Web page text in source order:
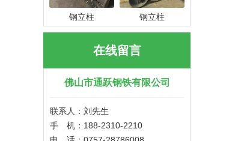
钢立柱 钢立柱
在线留言
佛山市通跃钢铁有限公司
联系人：刘先生
手 机：188-2310-2210